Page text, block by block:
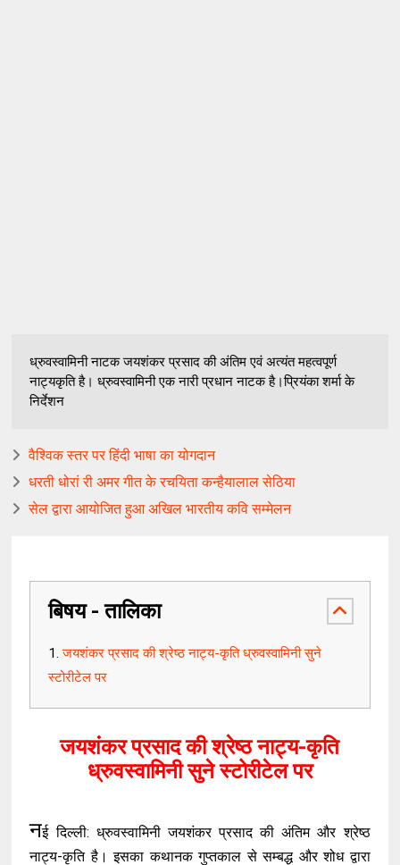
ध्रुवस्वामिनी नाटक जयशंकर प्रसाद की अंतिम एवं अत्यंत महत्वपूर्ण
नाट्यकृति है। ध्रुवस्वामिनी एक नारी प्रधान नाटक है।प्रियंका शर्मा के
निर्देशन
वैश्विक स्तर पर हिंदी भाषा का योगदान
धरती धोरां री अमर गीत के रचयिता कन्हैयालाल सेठिया
सेल द्वारा आयोजित हुआ अखिल भारतीय कवि सम्मेलन
बिषय - तालिका
जयशंकर प्रसाद की श्रेष्ठ नाट्य-कृति ध्रुवस्वामिनी सुने
स्टोरीटेल पर
जयशंकर प्रसाद की श्रेष्ठ नाट्य-कृति
ध्रुवस्वामिनी सुने स्टोरीटेल पर
नई दिल्ली: ध्रुवस्वामिनी जयशंकर प्रसाद की अंतिम और श्रेष्ठ
नाट्य-कृति है। इसका कथानक गुप्तकाल से सम्बद्ध और शोध द्वारा